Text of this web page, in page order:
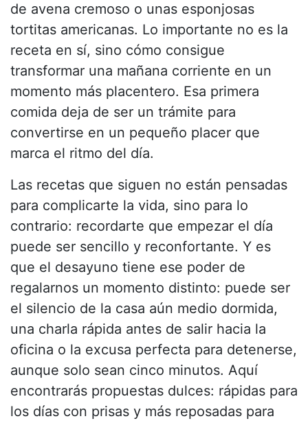
de avena cremoso o unas esponjosas
tortitas americanas. Lo importante no es la
receta en sí, sino cómo consigue
transformar una mañana corriente en un
momento más placentero. Esa primera
comida deja de ser un trámite para
convertirse en un pequeño placer que
marca el ritmo del día.
Las recetas que siguen no están pensadas
para complicarte la vida, sino para lo
contrario: recordarte que empezar el día
puede ser sencillo y reconfortante. Y es
que el desayuno tiene ese poder de
regalarnos un momento distinto: puede ser
el silencio de la casa aún medio dormida,
una charla rápida antes de salir hacia la
oficina o la excusa perfecta para detenerse,
aunque solo sean cinco minutos. Aquí
encontrarás propuestas dulces: rápidas para
los días con prisas y más reposadas para